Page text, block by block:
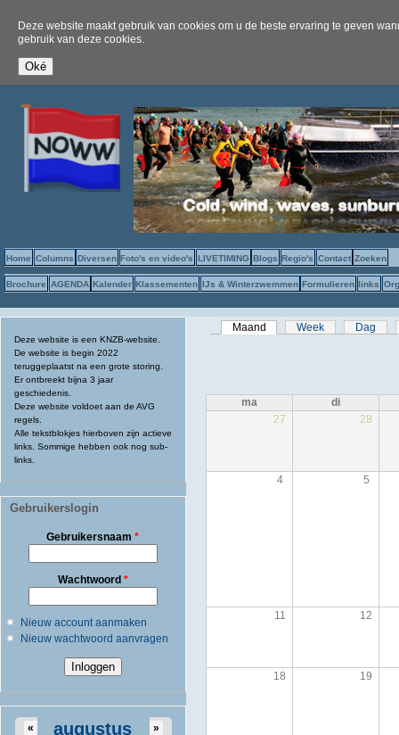
Deze website maakt gebruik van cookies om u de beste ervaring te geven
gebruik van deze cookies.
Home Columns Diversen Foto's en video's LIVETIMING Blogs Regio's Contact Zoeken
Brochure AGENDA Kalender Klassementen IJs & Winterzwemmen Formulieren links
Deze website is een KNZB-website.
De website is begin 2022
teruggeplaatst na een grote storing.
Er ontbreekt bijna 3 jaar
geschiedenis.
Deze website voldoet aan de AVG
regels.
Alle tekstblokjes hierboven zijn actieve
links. Sommige hebben ook nog sub-
links.
Gebruikerslogin
Gebruikersnaam*
Wachtwoord *
Nieuw account aanmaken
Nieuw wachtwoord aanvragen
augustus
« »
Primaire tabs
Maand (actieve tabblad)
Week Dag
ma
di
27
28
4 5
11 12
18 19